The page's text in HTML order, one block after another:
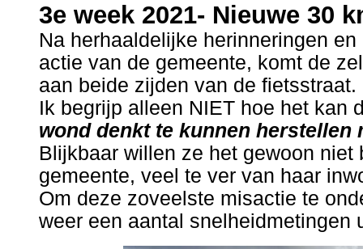
3e week 2021- Nieuwe 30
Na herhaaldelijke herinneringen
actie van de gemeente, komt de
aan beide zijden van de fietsstraat.
Ik begrijp alleen NIET hoe het kan
wond denkt te kunnen
Blijkbaar willen ze het gewoon
gemeente, veel te ver van haar
Om deze zoveelste misactie te
weer een aantal snelheidmetingen